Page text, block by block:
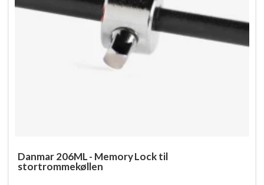
Danmar 206ML - Memory Lock til
stortrommekøllen